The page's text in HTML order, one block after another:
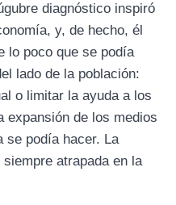
diagnóstico inspiró
y, de hecho, él
lo poco que se podía
lado de la población:
o limitar la ayuda a los
expansión de los medios
se podía hacer. La
atrapada en la